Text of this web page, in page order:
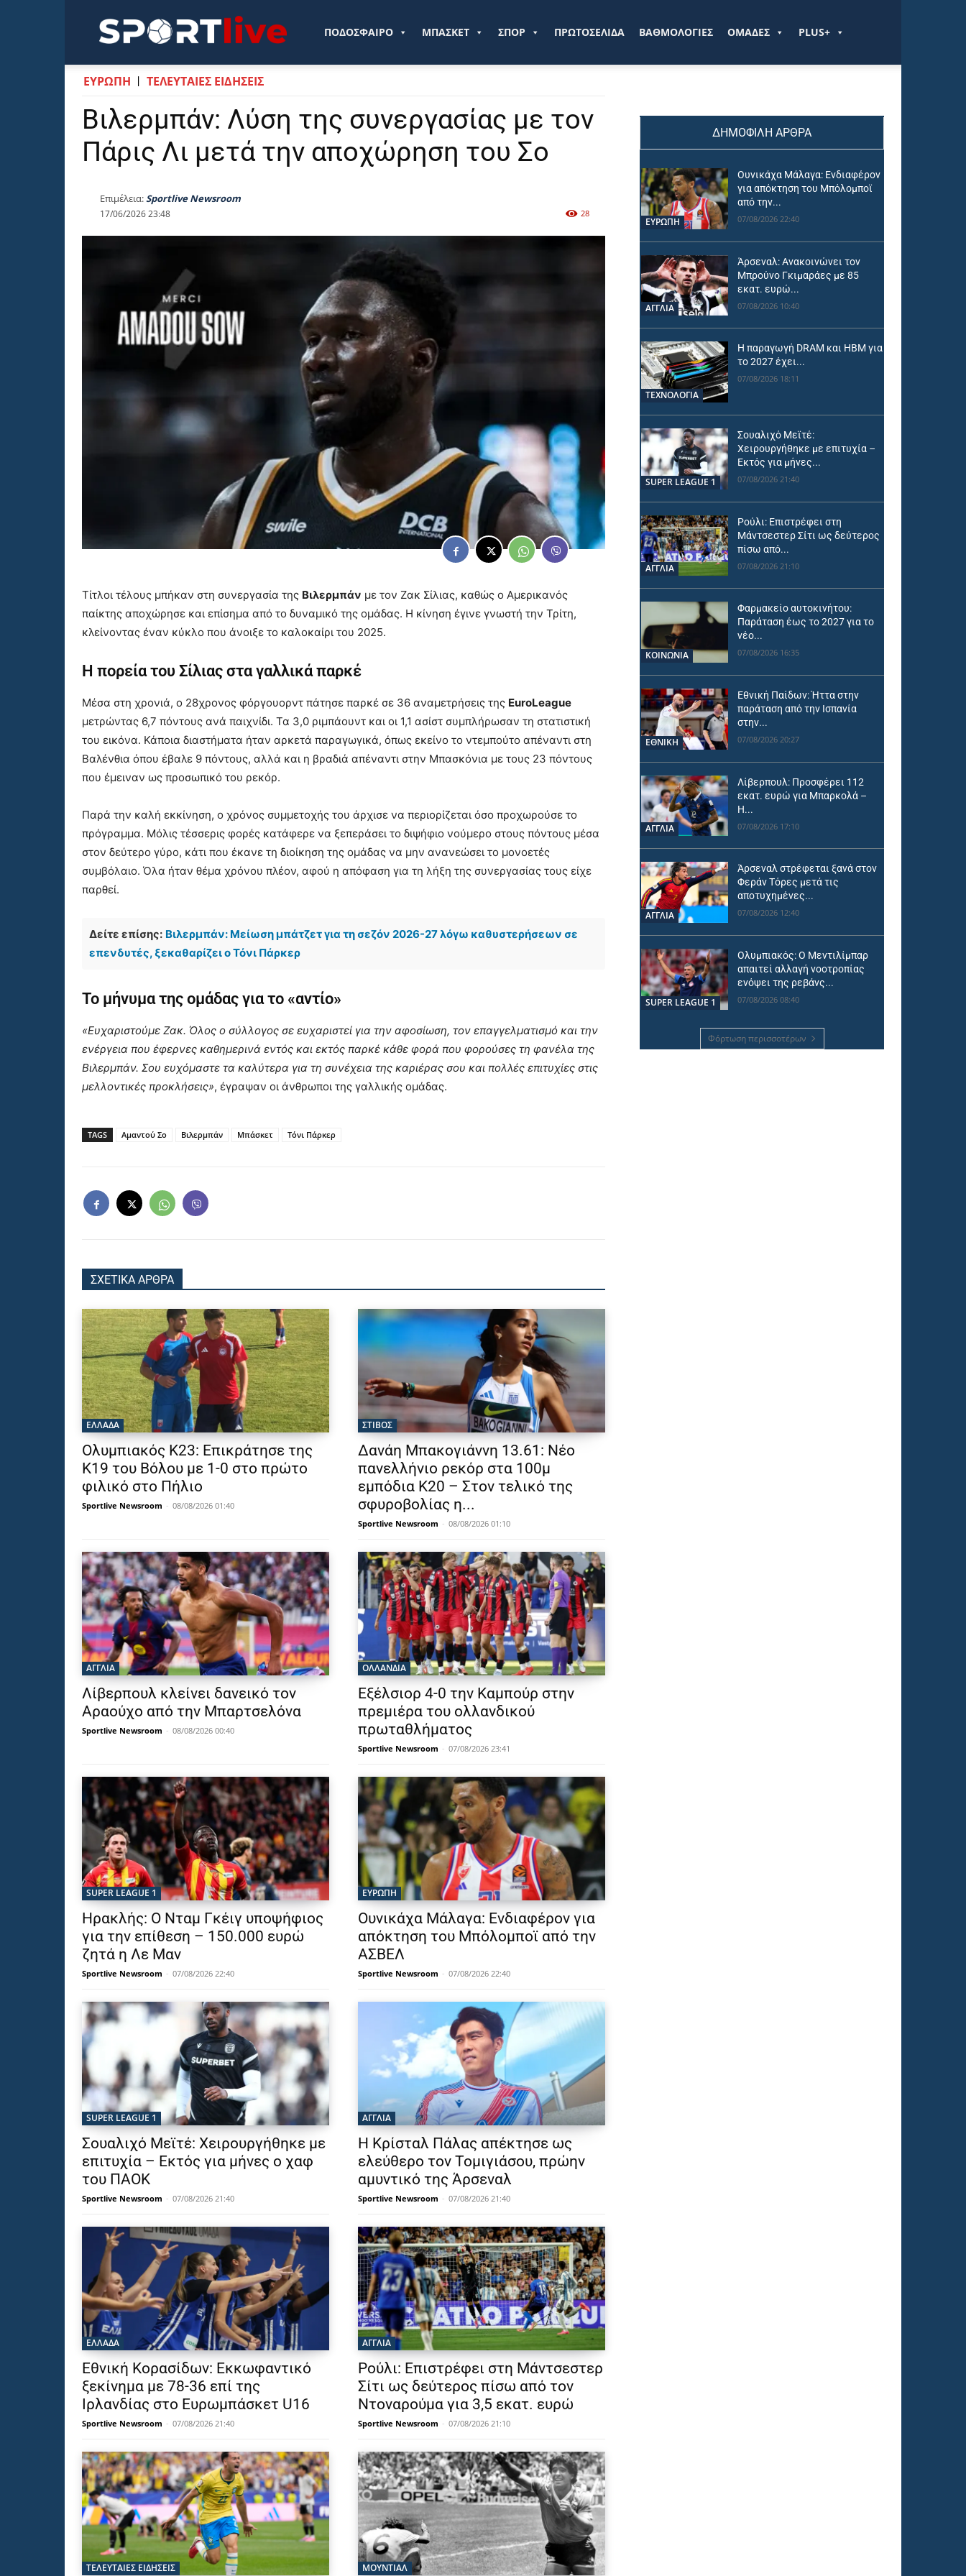
Sportlive.grΠΟΔΟΣΦΑΙΡΟ ΜΠΑΣΚΕΤ ΣΠΟΡ ΠΡΩΤΟΣΕΛΙΔΑ ΒΑΘΜΟΛΟΓΙΕΣ ΟΜΑΔΕΣ PLUS+
ΕΥΡΩΠΗ ΤΕΛΕΥΤΑΙΕΣ ΕΙΔΗΣΕΙΣ
Βιλερμπάν: Λύση της συνεργασίας με τον
Πάρις Λι μετά την αποχώρηση του Σο
Επιμέλεια:Sportlive Newsroom
17/06/2026 23:48 28
Τίτλοι τέλους μπήκαν στη συνεργασία της Βιλερμπάν με τον Ζακ Σίλιας, καθώς ο Αμερικανός
παίκτης αποχώρησε και επίσημα από το δυναμικό της ομάδας. Η κίνηση έγινε γνωστή την Τρίτη,
κλείνοντας έναν κύκλο που άνοιξε το καλοκαίρι του 2025.
Η πορεία του Σίλιας στα γαλλικά παρκέ
Μέσα στη χρονιά, ο 28χρονος φόργουορντ πάτησε παρκέ σε 36 αναμετρήσεις της EuroLeague
μετρώντας 6,7 πόντους ανά παιχνίδι. Τα 3,0 ριμπάουντ και οι 1,1 ασίστ συμπλήρωσαν τη στατιστική
του εικόνα. Κάποια διαστήματα ήταν αρκετά παραγωγικά, όπως εκείνο το ντεμπούτο απέναντι στη
Βαλένθια όπου έβαλε 9 πόντους, αλλά και η βραδιά απέναντι στην Μπασκόνια με τους 23 πόντους
που έμειναν ως προσωπικό του ρεκόρ.
Παρά την καλή εκκίνηση, ο χρόνος συμμετοχής του άρχισε να περιορίζεται όσο προχωρούσε το
πρόγραμμα. Μόλις τέσσερις φορές κατάφερε να ξεπεράσει το διψήφιο νούμερο στους πόντους μέσα
στον δεύτερο γύρο, κάτι που έκανε τη διοίκηση της ομάδας να μην ανανεώσει το μονοετές
συμβόλαιο. Όλα ήταν θέμα χρόνου πλέον, αφού η απόφαση για τη λήξη της συνεργασίας τους είχε
παρθεί.
Δείτε επίσης: Βιλερμπάν: Μείωση μπάτζετ για τη σεζόν 2026-27 λόγω καθυστερήσεων σε
επενδυτές, ξεκαθαρίζει ο Τόνι Πάρκερ
Το μήνυμα της ομάδας για το «αντίο»
«Ευχαριστούμε Ζακ. Όλος ο σύλλογος σε ευχαριστεί για την αφοσίωση, τον επαγγελματισμό και την
ενέργεια που έφερνες καθημερινά εντός και εκτός παρκέ κάθε φορά που φορούσες τη φανέλα της
Βιλερμπάν. Σου ευχόμαστε τα καλύτερα για τη συνέχεια της καριέρας σου και πολλές επιτυχίες στις
μελλοντικές προκλήσεις», έγραψαν οι άνθρωποι της γαλλικής ομάδας.
TAGS Αμαντού Σο Βιλερμπάν Μπάσκετ Τόνι Πάρκερ
ΣΧΕΤΙΚΑ ΑΡΘΡΑ
ΕΛΛΑΔΑ
Ολυμπιακός Κ23: Επικράτησε της
Κ19 του Βόλου με 1-0 στο πρώτο
φιλικό στο Πήλιο
Sportlive Newsroom - 08/08/2026 01:40
ΣΤΙΒΟΣ
Δανάη Μπακογιάννη 13.61: Νέο
πανελλήνιο ρεκόρ στα 100μ
εμπόδια Κ20 – Στον τελικό της
σφυροβολίας η...
Sportlive Newsroom - 08/08/2026 01:10
ΑΓΓΛΙΑ
Λίβερπουλ κλείνει δανεικό τον
Αραούχο από την Μπαρτσελόνα
Sportlive Newsroom - 08/08/2026 00:40
OΛΛΑΝΔΊΑ
Εξέλσιορ 4-0 την Καμπούρ στην
πρεμιέρα του ολλανδικού
πρωταθλήματος
Sportlive Newsroom - 07/08/2026 23:41
SUPER LEAGUE 1
Ηρακλής: Ο Νταμ Γκέιγ υποψήφιος
για την επίθεση – 150.000 ευρώ
ζητά η Λε Μαν
Sportlive Newsroom - 07/08/2026 22:40
ΕΥΡΩΠΗ
Ουνικάχα Μάλαγα: Ενδιαφέρον για
απόκτηση του Μπόλομποϊ από την
ΑΣΒΕΛ
Sportlive Newsroom - 07/08/2026 22:40
SUPER LEAGUE 1
Σουαλιχό Μεϊτέ: Χειρουργήθηκε με
επιτυχία – Εκτός για μήνες ο χαφ
του ΠΑΟΚ
Sportlive Newsroom - 07/08/2026 21:40
ΑΓΓΛΙΑ
Η Κρίσταλ Πάλας απέκτησε ως
ελεύθερο τον Τομιγιάσου, πρώην
αμυντικό της Άρσεναλ
Sportlive Newsroom - 07/08/2026 21:40
ΕΛΛΑΔΑ
Εθνική Κορασίδων: Εκκωφαντικό
ξεκίνημα με 78-36 επί της
Ιρλανδίας στο Ευρωμπάσκετ U16
Sportlive Newsroom - 07/08/2026 21:40
ΑΓΓΛΙΑ
Ρούλι: Επιστρέφει στη Μάντσεστερ
Σίτι ως δεύτερος πίσω από τον
Ντοναρούμα για 3,5 εκατ. ευρώ
Sportlive Newsroom - 07/08/2026 21:10
ΤΕΛΕΥΤΑΙΕΣ ΕΙΔΗΣΕΙΣ ΜΟΥΝΤΙΆΛ
ΔΗΜΟΦΙΛΗ ΑΡΘΡΑ
ΕΥΡΩΠΗ
Ουνικάχα Μάλαγα: Ενδιαφέρον
για απόκτηση του Μπόλομποϊ
από την...
07/08/2026 22:40
ΑΓΓΛΙΑ
Άρσεναλ: Ανακοινώνει τον
Μπρούνο Γκιμαράες με 85
εκατ. ευρώ...
07/08/2026 10:40
ΤΕΧΝΟΛΟΓΙΑ
Η παραγωγή DRAM και HBM για
το 2027 έχει...
07/08/2026 18:11
SUPER LEAGUE 1
Σουαλιχό Μεϊτέ:
Χειρουργήθηκε με επιτυχία –
Εκτός για μήνες...
07/08/2026 21:40
ΑΓΓΛΙΑ
Ρούλι: Επιστρέφει στη
Μάντσεστερ Σίτι ως δεύτερος
πίσω από...
07/08/2026 21:10
ΚΟΙΝΩΝΙΑ
Φαρμακείο αυτοκινήτου:
Παράταση έως το 2027 για το
νέο...
07/08/2026 16:35
ΕΘΝΙΚΉ
Εθνική Παίδων: Ήττα στην
παράταση από την Ισπανία
στην...
07/08/2026 20:27
ΑΓΓΛΙΑ
Λίβερπουλ: Προσφέρει 112
εκατ. ευρώ για Μπαρκολά –
Η...
07/08/2026 17:10
ΑΓΓΛΙΑ
Άρσεναλ στρέφεται ξανά στον
Φεράν Τόρες μετά τις
αποτυχημένες...
07/08/2026 12:40
SUPER LEAGUE 1
Ολυμπιακός: Ο Μεντιλίμπαρ
απαιτεί αλλαγή νοοτροπίας
ενόψει της ρεβάνς...
07/08/2026 08:40
Φόρτωση περισσοτέρων